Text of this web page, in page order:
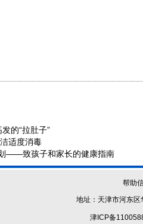
的“拉肚子”
适度消毒
——致孩子和家长的健康指南
帮助
地址：天津市河
津ICP备